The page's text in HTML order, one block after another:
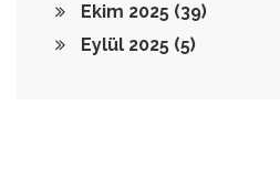
Ekim 2025 (39)
Eylül 2025 (5)